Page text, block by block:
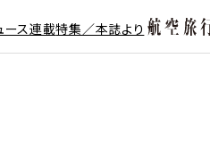
ース連載特集／本誌より